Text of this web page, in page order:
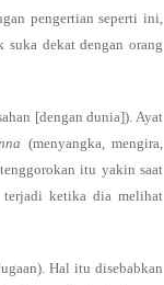
pengertian seperti ini,
suka dekat dengan orang
[dengan dunia]). Ayat
(menyangka, mengira,
itu yakin saat
terjadi ketika dia melihat
Hal itu disebabkan